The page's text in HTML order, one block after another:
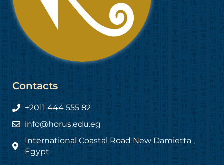
Contacts
+2011 444 555 82
info@horus.edu.eg
International Coastal Road New Damietta ,
Egypt